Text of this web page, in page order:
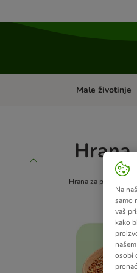
Psi Pregled kategorija:
Male životinje
Hrana
Hrana za ptice,
Na
samo
vaš
kako
osobi